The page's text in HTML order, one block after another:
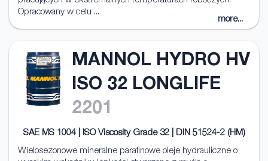
Opracowany w celu ...
more...
MANNOL HYDRO HV
ISO 32 LONGLIFE
2201
SAE MS 1004 | ISO Viscosity Grade 32 | DIN 51524-2 (HM)
Wielosezonowe mineralne parafinowe oleje hydrauliczne o